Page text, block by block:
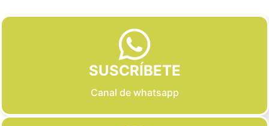
SUSCRÍBETE
Canal de whatsapp